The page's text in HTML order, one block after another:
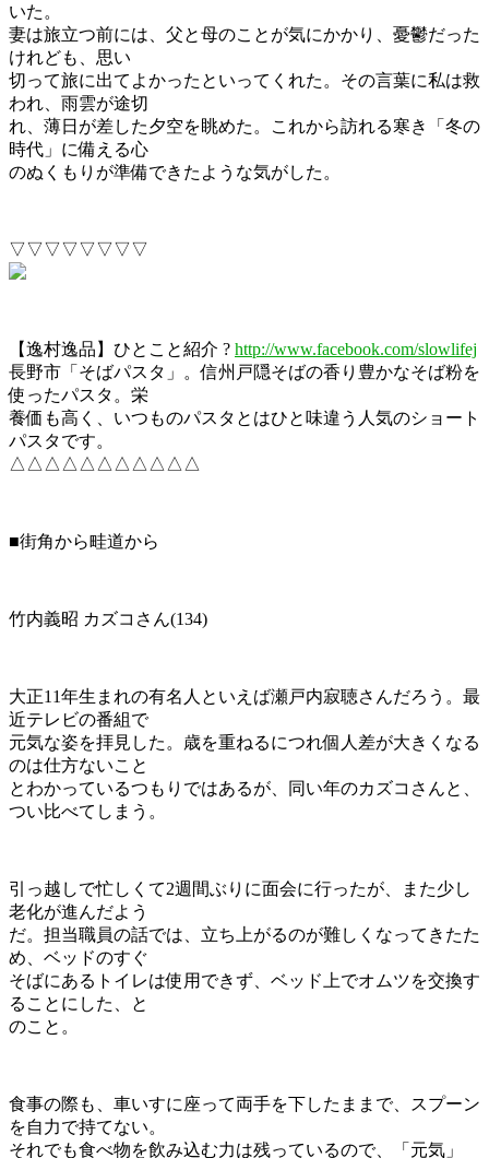
いた。
妻は旅立つ前には、父と母のことが気にかかり、憂鬱だった
けれども、思い
切って旅に出てよかったといってくれた。その言葉に私は救
われ、雨雲が途切
れ、薄日が差した夕空を眺めた。これから訪れる寒き「冬の
時代」に備える心
のぬくもりが準備できたような気がした。
▽▽▽▽▽▽▽▽
【逸村逸品】ひとこと紹介 ? http://www.facebook.com/slowlifej
長野市「そばパスタ」。信州戸隠そばの香り豊かなそば粉を
使ったパスタ。栄
養価も高く、いつものパスタとはひと味違う人気のショート
パスタです。
△△△△△△△△△△△
■街角から畦道から
竹内義昭 カズコさん(134)
大正11年生まれの有名人といえば瀬戸内寂聴さんだろう。最
近テレビの番組で
元気な姿を拝見した。歳を重ねるにつれ個人差が大きくなる
のは仕方ないこと
とわかっているつもりではあるが、同い年のカズコさんと、
つい比べてしまう。
引っ越しで忙しくて2週間ぶりに面会に行ったが、また少し
老化が進んだよう
だ。担当職員の話では、立ち上がるのが難しくなってきたた
め、ベッドのすぐ
そばにあるトイレは使用できず、ベッド上でオムツを交換す
ることにした、と
のこと。
食事の際も、車いすに座って両手を下したままで、スプーン
を自力で持てない。
それでも食べ物を飲み込む力は残っているので、「元気」